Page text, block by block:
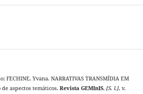
FECHINE, Yvana. NARRATIVAS TRANSMÍDIA EM
de aspectos temáticos. Revista GEMInIS, [S. l.], v.